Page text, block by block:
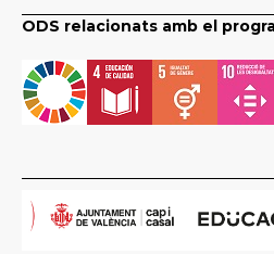
ODS relacionats amb el